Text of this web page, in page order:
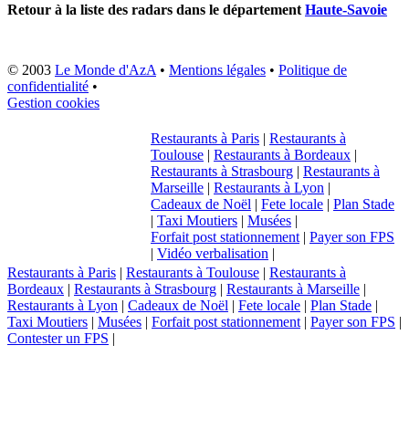
Retour à la liste des radars dans le département Haute-Savoie
© 2003 Le Monde d'AzA • Mentions légales • Politique de
confidentialité •
Gestion cookies
Restaurants à Paris | Restaurants à
Toulouse | Restaurants à Bordeaux |
Restaurants à Strasbourg | Restaurants à
Marseille | Restaurants à Lyon |
Cadeaux de Noël | Fete locale | Plan Stade
| Taxi Moutiers | Musées |
Forfait post stationnement | Payer son FPS
| Vidéo verbalisation |
Restaurants à Paris | Restaurants à Toulouse | Restaurants à
Bordeaux | Restaurants à Strasbourg | Restaurants à Marseille |
Restaurants à Lyon | Cadeaux de Noël | Fete locale | Plan Stade |
Taxi Moutiers | Musées | Forfait post stationnement | Payer son FPS |
Contester un FPS |